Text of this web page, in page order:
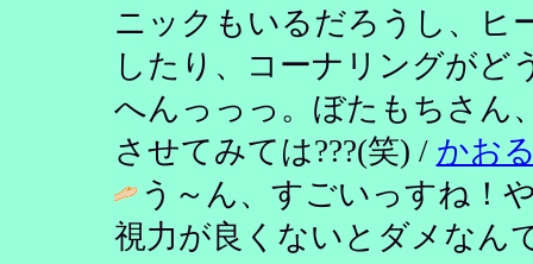
ニックもいるだろうし、ヒ
したり、コーナリングがど
へんっっっ。ぼたもちさん
させてみては???(笑) / かお
う～ん、すごいっすね！
視力が良くないとダメなん